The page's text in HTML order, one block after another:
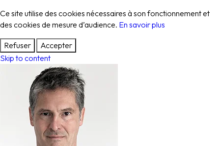
Ce site utilise des cookies nécessaires à son fonctionnement et
des cookies de mesure d’audience. En savoir plus
Refuser
Accepter
Skip to content